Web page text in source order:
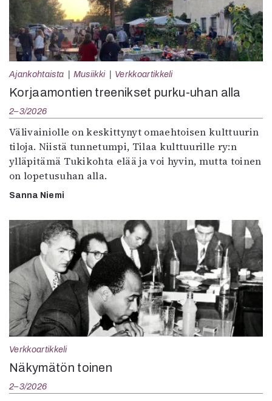
Ajankohtaista Musiikki Verkkoartikkeli
Korjaamontien treenikset purku-uhan alla
2–3/2026
Välivainiolle on keskittynyt omaehtoisen kulttuurin
tiloja. Niistä tunnetumpi, Tilaa kulttuurille ry:n
ylläpitämä Tukikohta elää ja voi hyvin, mutta toinen
on lopetusuhan alla.
Sanna Niemi
Verkkoartikkeli
Näkymätön toinen
2–3/2026